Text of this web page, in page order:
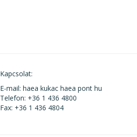
Kapcsolat:
E-mail: haea kukac haea pont hu
Telefon: +36 1 436 4800
Fax: +36 1 436 4804